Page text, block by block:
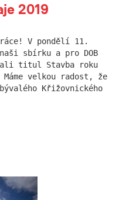
2019
V pondělí 11.
sbírku a pro DOB
titul Stavba roku
velkou radost, že
Křižovnického